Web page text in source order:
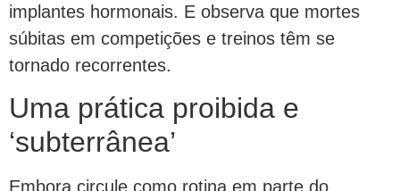
implantes hormonais. E observa que mortes
súbitas em competições e treinos têm se
tornado recorrentes.
Uma prática proibida e
‘subterrânea’
Embora circule como rotina em parte do